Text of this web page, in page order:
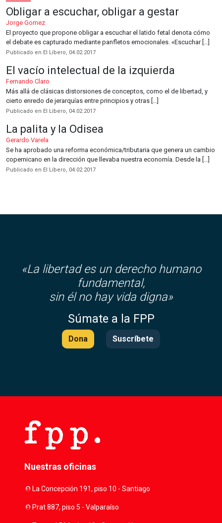
Obligar a escuchar, obligar a gestar
Jorge Gomez
El proyecto que propone obligar a escuchar el latido fetal denota cómo
el debate es capturado mediante panfletos emocionales. «Escuchar […]
Publicado en El Líbero, 04.02.2017
El vacío intelectual de la izquierda
Fernando Claro
Más allá de clásicas distorsiones de conceptos, como el de libertad, y
cierto enredo de jerarquías entre principios y otras […]
Publicado en El Líbero, 04.02.2017
La palita y la Odisea
Gerardo Varela
Se ha aprobado una reforma económica/tributaria que genera un cambio
copernicano en la dirección que llevaba nuestra economía. Desde la […]
Publicado en El Líbero, 04.02.2017
«La libertad es un derecho humano
fundamental,
sin él no hay vida digna»
Súmate a la FPP
Dona Suscríbete
Nuestras oficinas
location_onLa Concepción 191, piso 10 - Santiago
location_onPrat 887, piso 5 - Valparaíso